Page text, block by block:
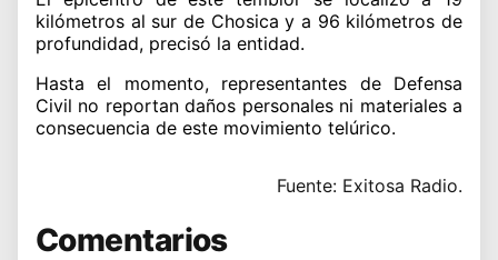
kilómetros al sur de Chosica y a 96 kilómetros de
profundidad, precisó la entidad.
Hasta el momento, representantes de Defensa
Civil no reportan daños personales ni materiales a
consecuencia de este movimiento telúrico.
Fuente: Exitosa Radio.
Comentarios